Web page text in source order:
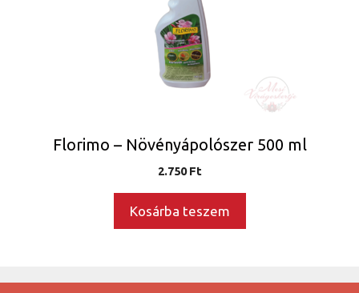
Florimo – Növényápolószer 500 ml
2.750Ft
Kosárba teszem